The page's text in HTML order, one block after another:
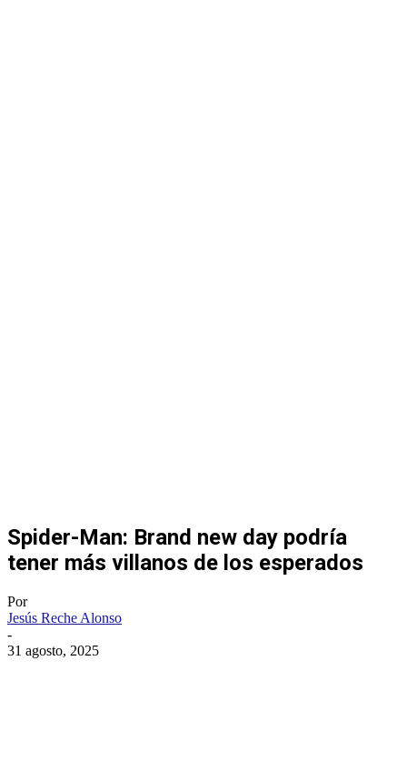
Spider-Man: Brand new day podría
tener más villanos de los esperados
Por
Jesús Reche Alonso
-
31 agosto, 2025